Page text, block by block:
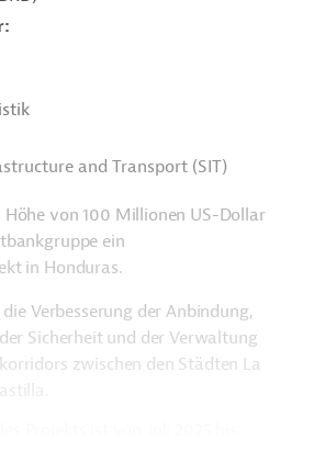
and Transport (SIT)
von 100 Millionen US-Dollar
ein
in Honduras.
Verbesserung der Anbindung,
Sicherheit und der Verwaltung
zwischen den Städten La